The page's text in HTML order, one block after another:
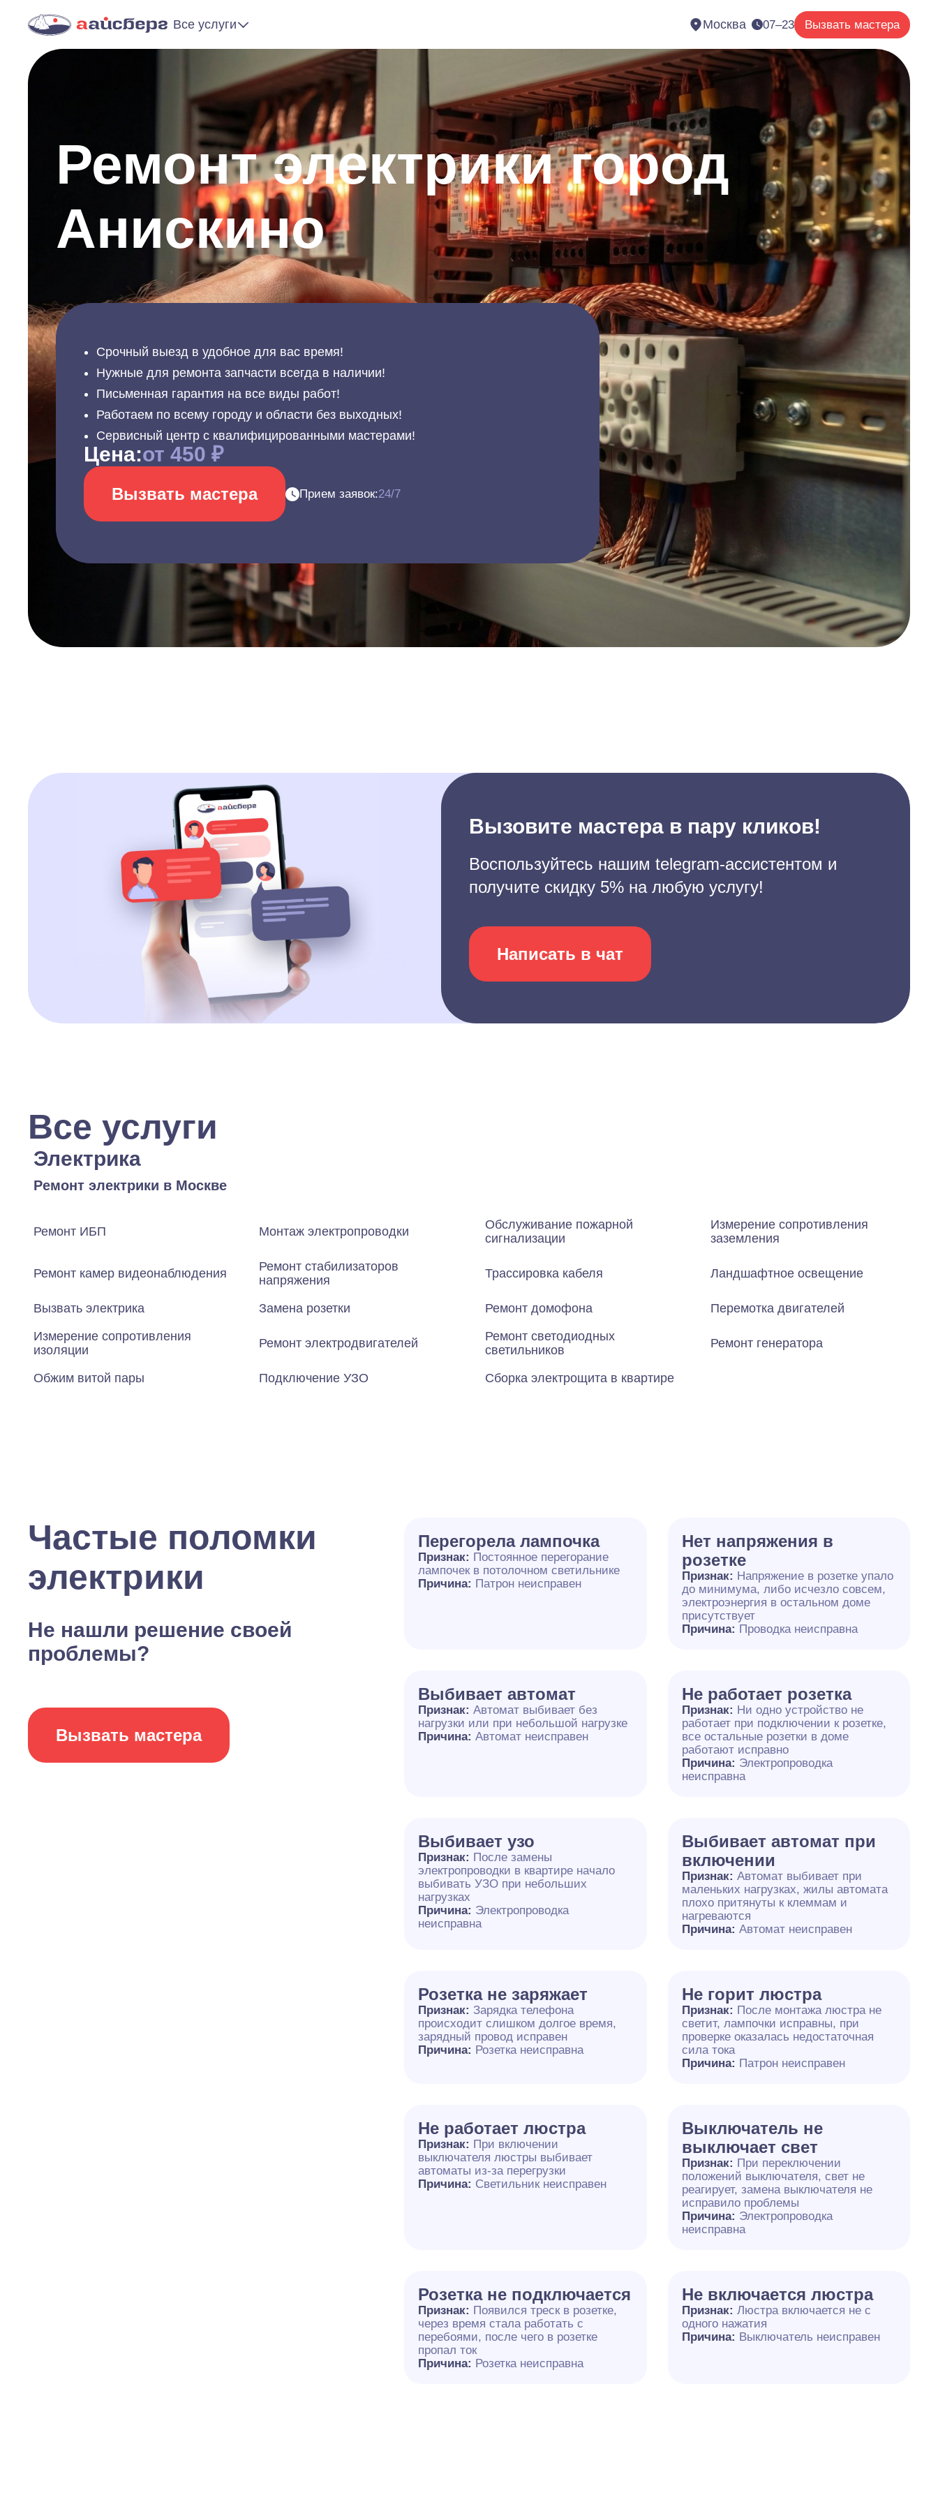
Все услуги Москва 07–23 Вызвать мастера
Ремонт электрики город
Анискино
Срочный выезд в удобное для вас время!
Нужные для ремонта запчасти всегда в наличии!
Письменная гарантия на все виды работ!
Работаем по всему городу и области без выходных!
Сервисный центр с квалифицированными мастерами!
Цена:от 450 ₽
Вызвать мастера Прием заявок:24/7
Вызовите мастера в пару кликов!
Воспользуйтесь нашим telegram-ассистентом и
получите скидку 5% на любую услугу!
Написать в чат
Все услуги
Электрика
Ремонт электрики в Москве
Ремонт ИБП Монтаж электропроводки
Обслуживание пожарной
сигнализации
Измерение сопротивления
заземления
Ремонт камер видеонаблюдения
Ремонт стабилизаторов
напряжения
Трассировка кабеля Ландшафтное освещение
Вызвать электрика Замена розетки Ремонт домофона
Перемотка двигателей
Измерение сопротивления
изоляции
Ремонт электродвигателей
Ремонт светодиодных
светильников
Ремонт генератора
Обжим витой пары Подключение УЗО Сборка электрощита в квартире
Частые поломки
электрики
Не нашли решение своей
проблемы?
Вызвать мастера
Перегорела лампочка
Признак: Постоянное перегорание
лампочек в потолочном светильнике
Причина: Патрон неисправен
Нет напряжения в
розетке
Признак: Напряжение в розетке упало
до минимума, либо исчезло совсем,
электроэнергия в остальном доме
присутствует
Причина: Проводка неисправна
Выбивает автомат
Признак:Автомат выбивает без
нагрузки или при небольшой нагрузке
Причина:Автомат неисправен
Не работает розетка
Признак: Ни одно устройство не
работает при подключении к розетке,
все остальные розетки в доме
работают исправно
Причина: Электропроводка
неисправна
Выбивает узо
Признак: После замены
электропроводки в квартире начало
выбивать УЗО при небольших
нагрузках
Причина: Электропроводка
неисправна
Выбивает автомат при
включении
Признак: Автомат выбивает при
маленьких нагрузках, жилы автомата
плохо притянуты к клеммам и
нагреваются
Причина: Автомат неисправен
Розетка не заряжает
Признак: Зарядка телефона
происходит слишком долгое время,
зарядный провод исправен
Причина: Розетка неисправна
Не горит люстра
Признак: После монтажа люстра не
светит, лампочки исправны, при
проверке оказалась недостаточная
сила тока
Причина: Патрон неисправен
Не работает люстра
Признак: При включении
выключателя люстры выбивает
автоматы из-за перегрузки
Причина: Светильник неисправен
Выключатель не
выключает свет
Признак: При переключении
положений выключателя, свет не
реагирует, замена выключателя не
исправило проблемы
Причина: Электропроводка
неисправна
Розетка не подключается
Признак: Появился треск в розетке,
через время стала работать с
перебоями, после чего в розетке
пропал ток
Причина: Розетка неисправна
Не включается люстра
Признак: Люстра включается не с
одного нажатия
Причина: Выключатель неисправен